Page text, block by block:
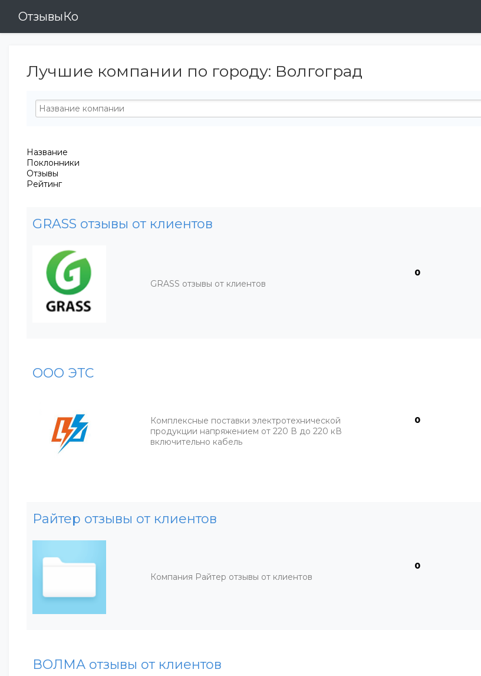
ОтзывыКо
Лучшие компании по городу: Волгоград
Название
Поклонники
Отзывы
Рейтинг
GRASS отзывы от клиентов
GRASS отзывы от клиентов
0
ООО ЭТС
Комплексные поставки электротехнической
продукции напряжением от 220 В до 220 кВ
включительно кабель
0
Райтер отзывы от клиентов
Компания Райтер отзывы от клиентов
0
ВОЛМА отзывы от клиентов